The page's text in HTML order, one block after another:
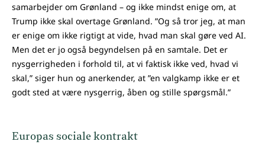
samarbejder om Grønland – og ikke mindst enige om, at
Trump ikke skal overtage Grønland. ”Og så tror jeg, at man
er enige om ikke rigtigt at vide, hvad man skal gøre ved AI.
Men det er jo også begyndelsen på en samtale. Det er
nysgerrigheden i forhold til, at vi faktisk ikke ved, hvad vi
skal,” siger hun og anerkender, at ”en valgkamp ikke er et
godt sted at være nysgerrig, åben og stille spørgsmål.”
Europas sociale kontrakt